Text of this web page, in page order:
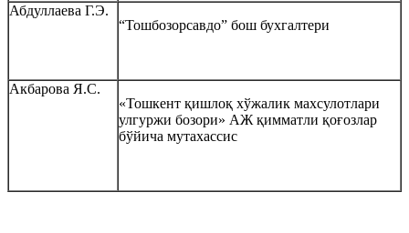
Абдуллаева Г.Э.
“Тошбозорсавдо” бош бухгалтери
Акбарова Я.С.
«Тошкент қишлоқ хўжалик махсулотлари
улгуржи бозори» АЖ қимматли қоғозлар
бўйича мутахассис